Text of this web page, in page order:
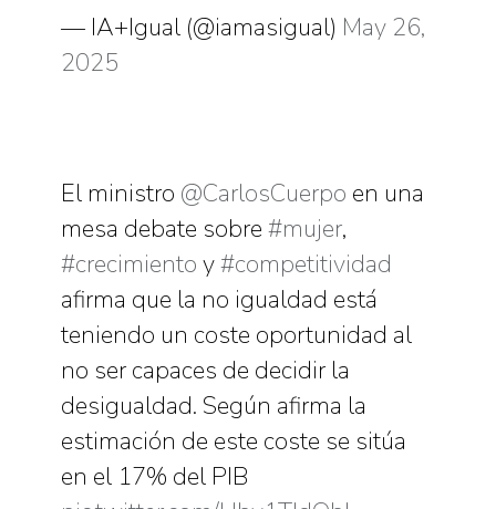
— IA+Igual (@iamasigual) May 26,
2025
El ministro @CarlosCuerpo en una
mesa debate sobre #mujer,
#crecimiento y#competitividad
afirma que la no igualdad está
teniendo un coste oportunidad al
no ser capaces de decidir la
desigualdad. Según afirma la
estimación de este coste se sitúa
en el 17% del PIB